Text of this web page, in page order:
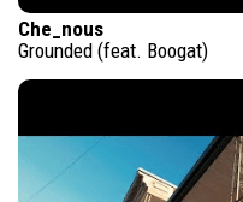
Che_nous
Grounded (feat. Boogat)